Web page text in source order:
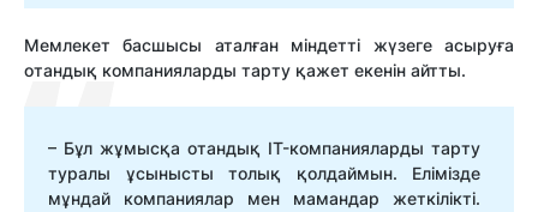
Мемлекет басшысы аталған міндетті жүзеге асыруға
отандық компанияларды тарту қажет екенін айтты.
– Бұл жұмысқа отандық IT-компанияларды тарту
туралы ұсынысты толық қолдаймын. Елімізде
мұндай компаниялар мен мамандар жеткілікті.